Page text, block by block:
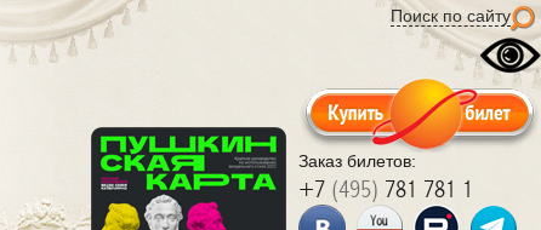
Поиск по сайту
Заказ билетов:
+7 (495) 781 781 1